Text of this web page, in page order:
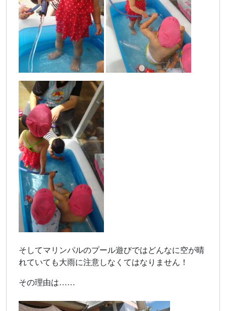
そしてマリンパルのプール遊びではどんなに空が晴
れていても大雨に注意しなくてはなりません！
その理由は……